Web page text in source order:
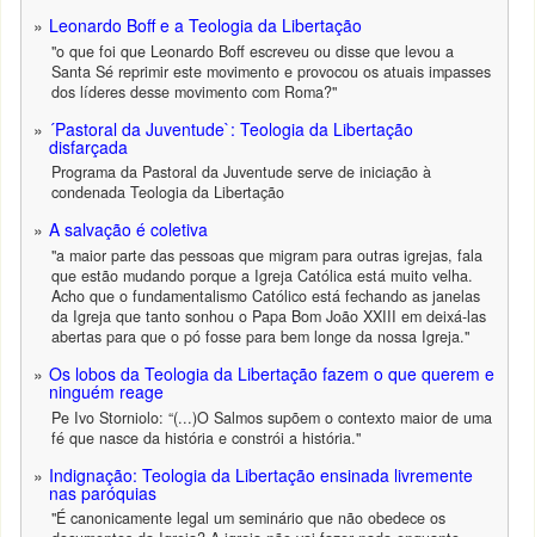
Leonardo Boff e a Teologia da Libertação
"o que foi que Leonardo Boff escreveu ou disse que levou a
Santa Sé reprimir este movimento e provocou os atuais impasses
dos líderes desse movimento com Roma?"
´Pastoral da Juventude`: Teologia da Libertação
disfarçada
Programa da Pastoral da Juventude serve de iniciação à
condenada Teologia da Libertação
A salvação é coletiva
"a maior parte das pessoas que migram para outras igrejas, fala
que estão mudando porque a Igreja Católica está muito velha.
Acho que o fundamentalismo Católico está fechando as janelas
da Igreja que tanto sonhou o Papa Bom João XXIII em deixá-las
abertas para que o pó fosse para bem longe da nossa Igreja."
Os lobos da Teologia da Libertação fazem o que querem e
ninguém reage
Pe Ivo Storniolo: “(...)O Salmos supõem o contexto maior de uma
fé que nasce da história e constrói a história."
Indignação: Teologia da Libertação ensinada livremente
nas paróquias
"É canonicamente legal um seminário que não obedece os